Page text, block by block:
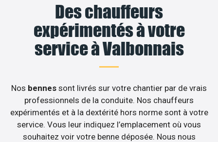
Des chauffeurs
expérimentés à votre
service à Valbonnais
Nos bennes sont livrés sur votre chantier par de vrais
professionnels de la conduite. Nos chauffeurs
expérimentés et à la dextérité hors norme sont à votre
service. Vous leur indiquez l’emplacement où vous
souhaitez voir votre benne déposée. Nous nous